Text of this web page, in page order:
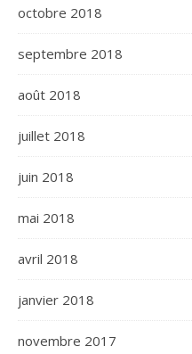
octobre 2018
septembre 2018
août 2018
juillet 2018
juin 2018
mai 2018
avril 2018
janvier 2018
novembre 2017